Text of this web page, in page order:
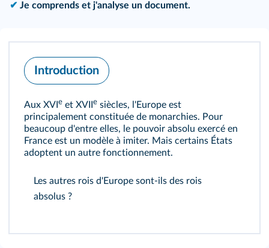
✔ Je comprends et j'analyse un document.
Introduction
Aux XVI e et XVII e siècles, l'Europe est
principalement constituée de monarchies. Pour
beaucoup d'entre elles, le pouvoir absolu exercé en
France est un modèle à imiter. Mais certains États
adoptent un autre fonctionnement.
Les autres rois d'Europe sont-ils des rois
absolus ?